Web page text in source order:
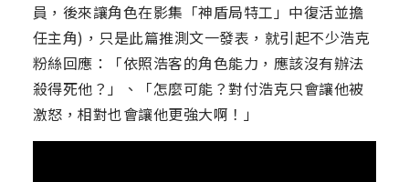
員，後來讓角色在影集「神盾局特工」中復活並擔
任主角)，只是此篇推測文一發表，就引起不少浩克
粉絲回應：「依照浩客的角色能力，應該沒有辦法
殺得死他？」、「怎麼可能？對付浩克只會讓他被
激怒，相對也會讓他更強大啊！」